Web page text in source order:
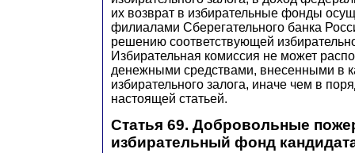
их возврат в избирательные фонды
филиалами Сберегательного банка
решению соответствующей
Избирательная комиссия не может
денежными средствами, внесенными в
избирательного залога, иначе чем в
настоящей статьей.
Статья 69. Добровольные
избирательный фонд